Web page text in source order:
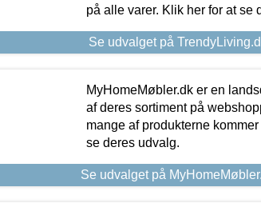
på alle varer. Klik her for at se
Se udvalget på
MyHomeMøbler.dk er en
af deres sortiment på
mange af produkterne
se deres udvalg.
Se udvalget på